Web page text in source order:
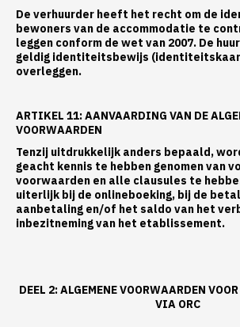
De verhuurder heeft het recht om de
bewoners van de accommodatie te
leggen conform de wet van 2007. De
geldig identiteitsbewijs
overleggen.
ARTIKEL 11: AANVAARDING VAN DE
VOORWAARDEN
Tenzij uitdrukkelijk anders bepaald,
geacht kennis te hebben genomen van
voorwaarden en alle clausules te
uiterlijk bij de onlineboeking, bij de
aanbetaling en/of het saldo van het
inbezitneming van het etablissement.
DEEL 2: ALGEMENE VOORWAARDEN
VIA ORC